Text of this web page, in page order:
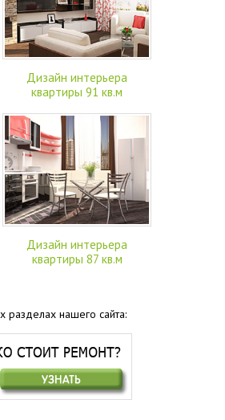
Дизайн интерьера
квартиры 91 кв.м
Дизайн интерьера
квартиры 87 кв.м
разделах нашего сайта: